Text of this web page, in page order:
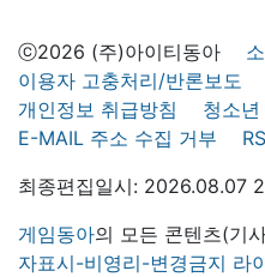
ⓒ2026 (주)아이티동아
이용자 고충처리/반론보도
개인정보 취급방침
청소
E-MAIL 주소 수집 거부
최종편집일시: 2026.08.07
게임동아의 모든 콘텐츠(기
자표시-비영리-변경금지 라